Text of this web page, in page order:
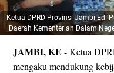
Ketua DPRD Provinsi Jambi Edi
Daerah Kementerian Dalam
JAMBI, KE - Ketua
mengaku mendukung